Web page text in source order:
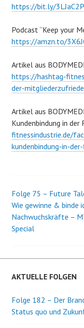
https://bit.ly/3LJaC2P
Podcast “Keep your
https://amzn.to/
Artikel aus
https://hashtag-
der-
Artikel aus
Kundenbindung in der
fitnessindustrie.de/
kundenbindung-in-
Beitrags-
Navigation
Folge 75 – Future
Wie gewinne & binde
Nachwuchskräfte –
Special
AKTUELLE FOLGEN
Folge 182 – Der
Status quo und